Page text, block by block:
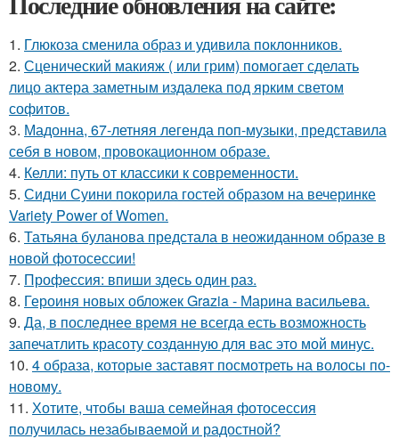
1. Глюкоза сменила образ и удивила поклонников.
2. Сценический макияж ( или грим) помогает сделать
лицо актера заметным издалека под ярким светом
софитов.
3. Мадонна, 67-летняя легенда поп-музыки, представила
себя в новом, провокационном образе.
4. Келли: путь от классики к современности.
5. Сидни Суини покорила гостей образом на вечеринке
Variety Power of Women.
6. Татьяна буланова предстала в неожиданном образе в
новой фотосессии!
7. Профессия: впиши здесь один раз.
8. Героиня новых обложек Grazia - Марина васильева.
9. Да, в последнее время не всегда есть возможность
запечатлить красоту созданную для вас это мой минус.
10. 4 образа, которые заставят посмотреть на волосы по-
новому.
11. Хотите, чтобы ваша семейная фотосессия
получилась незабываемой и радостной?